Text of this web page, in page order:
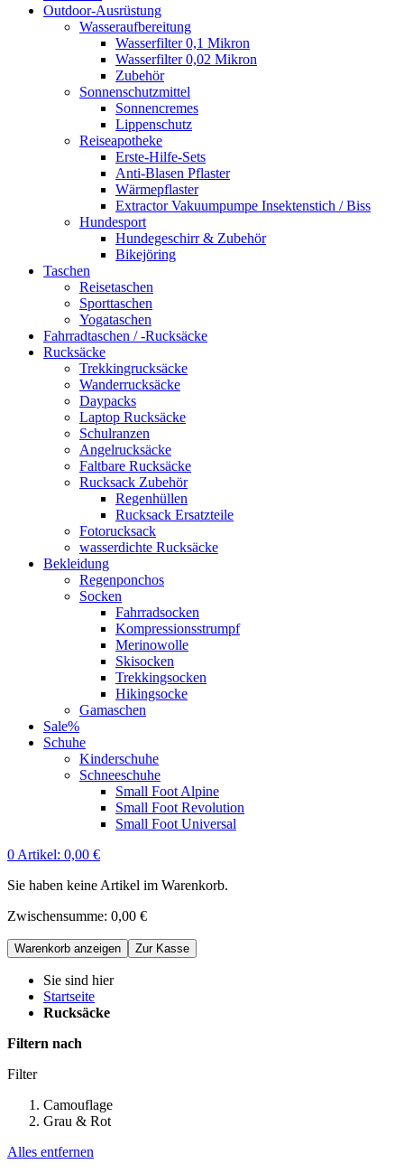
Outdoor-Ausrüstung
Wasseraufbereitung
Wasserfilter 0,1 Mikron
Wasserfilter 0,02 Mikron
Zubehör
Sonnenschutzmittel
Sonnencremes
Lippenschutz
Reiseapotheke
Erste-Hilfe-Sets
Anti-Blasen Pflaster
Wärmepflaster
Extractor Vakuumpumpe Insektenstich / Biss
Hundesport
Hundegeschirr & Zubehör
Bikejöring
Taschen
Reisetaschen
Sporttaschen
Yogataschen
Fahrradtaschen / -Rucksäcke
Rucksäcke
Trekkingrucksäcke
Wanderrucksäcke
Daypacks
Laptop Rucksäcke
Schulranzen
Angelrucksäcke
Faltbare Rucksäcke
Rucksack Zubehör
Regenhüllen
Rucksack Ersatzteile
Fotorucksack
wasserdichte Rucksäcke
Bekleidung
Regenponchos
Socken
Fahrradsocken
Kompressionsstrumpf
Merinowolle
Skisocken
Trekkingsocken
Hikingsocke
Gamaschen
Sale%
Schuhe
Kinderschuhe
Schneeschuhe
Small Foot Alpine
Small Foot Revolution
Small Foot Universal
0 Artikel: 0,00 €
Sie haben keine Artikel im Warenkorb.
Zwischensumme: 0,00 €
Warenkorb anzeigen Zur Kasse
Sie sind hier
Startseite
Rucksäcke
Filtern nach
Filter
Camouflage
Grau & Rot
Alles entfernen